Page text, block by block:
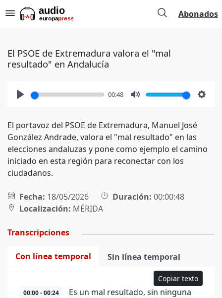
Abonados
El PSOE de Extremadura valora el "mal
resultado" en Andalucía
00:48
El portavoz del PSOE de Extremadura, Manuel José
González Andrade, valora el "mal resultado" en las
elecciones andaluzas y pone como ejemplo el camino
iniciado en esta región para reconectar con los
ciudadanos.
Fecha: 18/05/2026 Duración: 00:00:48
Localización: MÉRIDA
Transcripciones
Con línea temporal Sin línea temporal
Copiar texto
00:00 - 00:24
Es un mal resultado, sin ninguna